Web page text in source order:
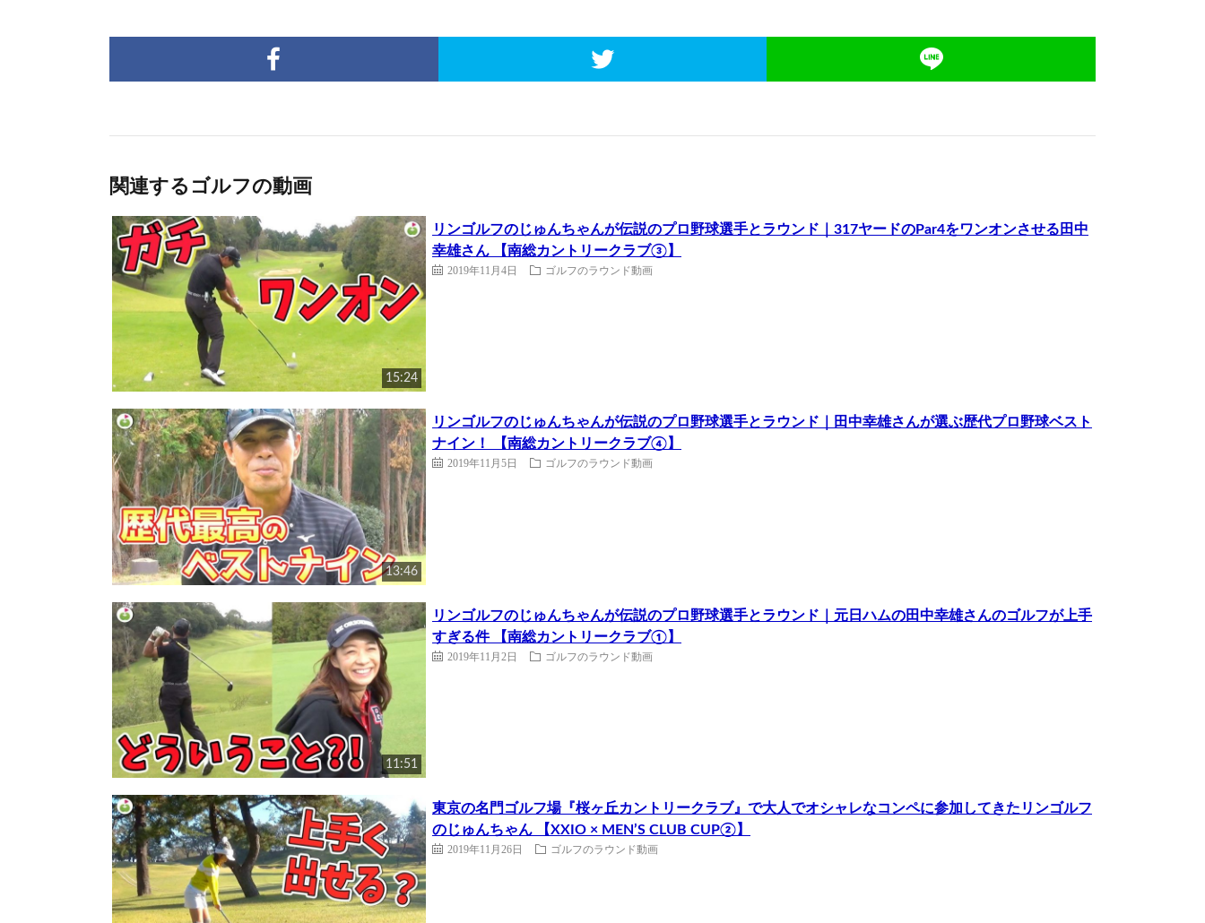
関連するゴルフの動画
15:24
リンゴルフのじゅんちゃんが伝説のプロ野球選手とラウンド｜317ヤードのPar4をワンオンさせる田中
幸雄さん 【南総カントリークラブ③】
2019年11月4日 ゴルフのラウンド動画
13:46
リンゴルフのじゅんちゃんが伝説のプロ野球選手とラウンド｜田中幸雄さんが選ぶ歴代プロ野球ベスト
ナイン！ 【南総カントリークラブ④】
2019年11月5日 ゴルフのラウンド動画
11:51
リンゴルフのじゅんちゃんが伝説のプロ野球選手とラウンド｜元日ハムの田中幸雄さんのゴルフが上手
すぎる件 【南総カントリークラブ①】
2019年11月2日 ゴルフのラウンド動画
東京の名門ゴルフ場『桜ヶ丘カントリークラブ』で大人でオシャレなコンペに参加してきたリンゴルフ
のじゅんちゃん 【XXIO × MEN’S CLUB CUP②】
2019年11月26日 ゴルフのラウンド動画